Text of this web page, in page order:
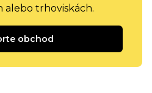
alebo trhoviskách.
obchod